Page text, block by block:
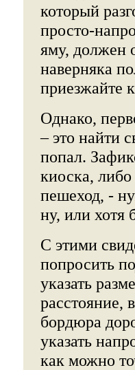
который
просто-
яму, должен
наверняка
приезжайте
Однако,
– это найти
попал.
киоска,
пешеход, -
ну, или хотя
С этими
попросить
указать
расстояние,
бордюра
указать
как можно